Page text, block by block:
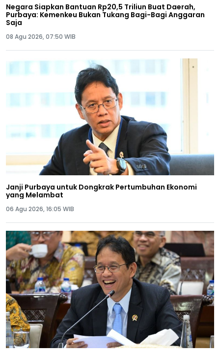
Negara Siapkan Bantuan Rp20,5 Triliun Buat Daerah,
Purbaya: Kemenkeu Bukan Tukang Bagi-Bagi Anggaran
Saja
08 Agu 2026, 07:50 WIB
Janji Purbaya untuk Dongkrak Pertumbuhan Ekonomi
yang Melambat
06 Agu 2026, 16:05 WIB